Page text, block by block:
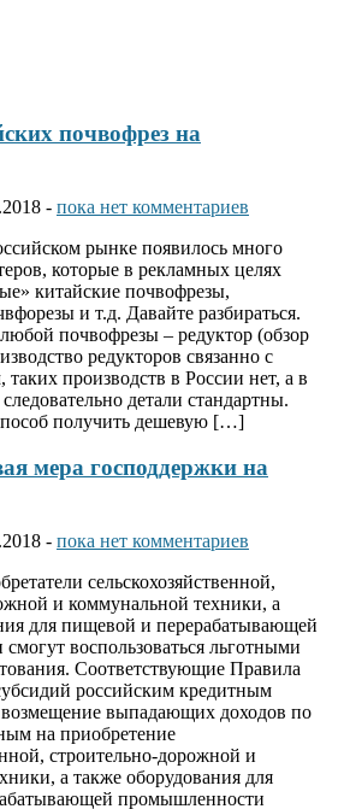
почвофрез на
- пока нет комментариев
рынке появилось много
которые в рекламных целях
китайские почвофрезы,
и т.д. Давайте разбираться.
почвофрезы – редуктор (обзор
редукторов связанно с
производств в России нет, а в
детали стандартны.
получить дешевую […]
мера господдержки на
- пока нет комментариев
сельскохозяйственной,
и коммунальной техники, а
для пищевой и перерабатывающей
воспользоваться льготными
Соответствующие Правила
российским кредитным
возмещение выпадающих доходов по
на приобретение
строительно-дорожной и
а также оборудования для
промышленности